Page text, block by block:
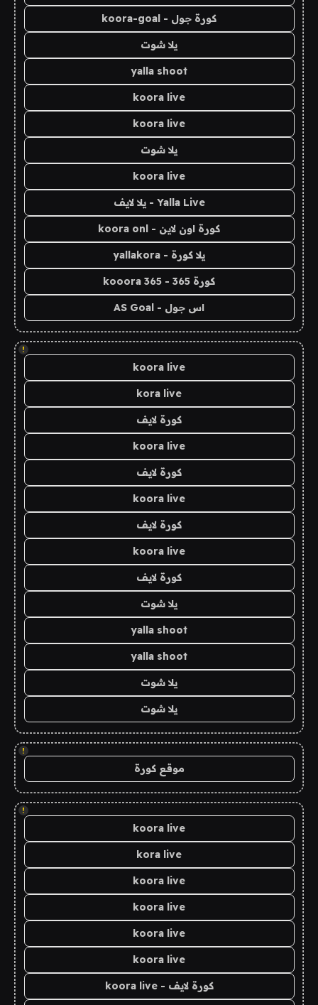
كورة جول - koora-goal
يلا شوت
yalla shoot
koora live
koora live
يلا شوت
koora live
Yalla Live - يلا لايف
كورة اون لاين - koora onl
يلا كورة - yallakora
كورة 365 - kooora 365
اس جول - AS Goal
!
koora live
kora live
كورة لايف
koora live
كورة لايف
koora live
كورة لايف
koora live
كورة لايف
يلا شوت
yalla shoot
yalla shoot
يلا شوت
يلا شوت
!
موقع كورة
!
koora live
kora live
koora live
koora live
koora live
koora live
كورة لايف - koora live